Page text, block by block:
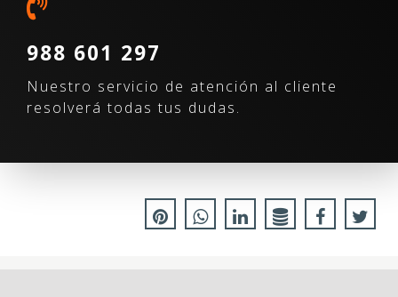
988 601 297
Nuestro servicio de atención al cliente
resolverá todas tus dudas.